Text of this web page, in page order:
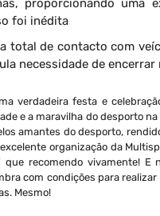
proporcionando uma
foi inédita
total de contacto com
necessidade de encerrar
verdadeira festa e
e a maravilha do desporto
amantes do desporto,
organização da
que recomendo vivamente! E
com condições para
Mesmo!